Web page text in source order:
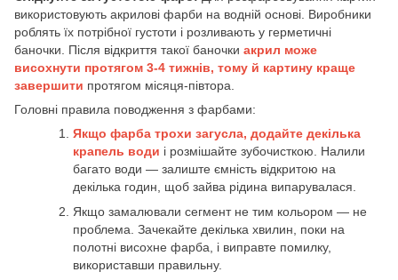
використовують акрилові фарби на водній основі. Виробники
роблять їх потрібної густоти і розливають у герметичні
баночки. Після відкриття такої баночки акрил може
висохнути протягом 3-4 тижнів, тому й картину краще
завершити протягом місяця-півтора.
Головні правила поводження з фарбами:
Якщо фарба трохи загусла, додайте декілька
крапель води і розмішайте зубочисткою. Налили
багато води — залиште ємність відкритою на
декілька годин, щоб зайва рідина випарувалася.
Якщо замалювали сегмент не тим кольором — не
проблема. Зачекайте декілька хвилин, поки на
полотні висохне фарба, і виправте помилку,
використавши правильну.